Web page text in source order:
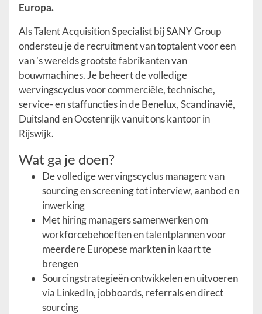
Europa.
Als Talent Acquisition Specialist bij SANY Group
ondersteu je de recruitment van toptalent voor een
van 's werelds grootste fabrikanten van
bouwmachines. Je beheert de volledige
wervingscyclus voor commerciële, technische,
service- en staffuncties in de Benelux, Scandinavië,
Duitsland en Oostenrijk vanuit ons kantoor in
Rijswijk.
Wat ga je doen?
De volledige wervingscyclus managen: van
sourcing en screening tot interview, aanbod en
inwerking
Met hiring managers samenwerken om
workforcebehoeften en talentplannen voor
meerdere Europese markten in kaart te
brengen
Sourcing­strategieën ontwikkelen en uitvoeren
via LinkedIn, jobboards, referrals en direct
sourcing